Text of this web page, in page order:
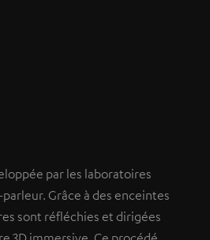
par les laboratoires
Grâce à des enceintes
sont réfléchies et dirigées